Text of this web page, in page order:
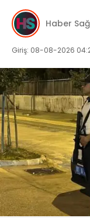
Haber
Giriş: 08-08-2026